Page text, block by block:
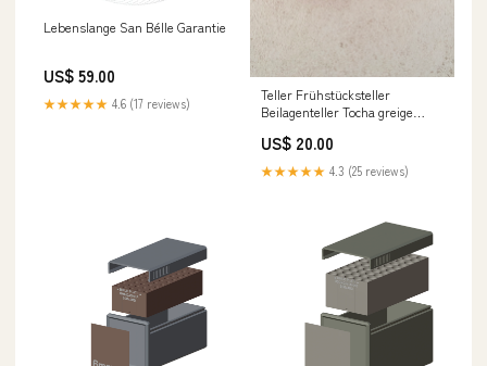
Lebenslange San Bélle Garantie
US$ 59.00
★★★★★ 4.6 (17 reviews)
Teller Frühstücksteller
Beilagenteller Tocha greige
US$ 20.00
★★★★★ 4.3 (25 reviews)